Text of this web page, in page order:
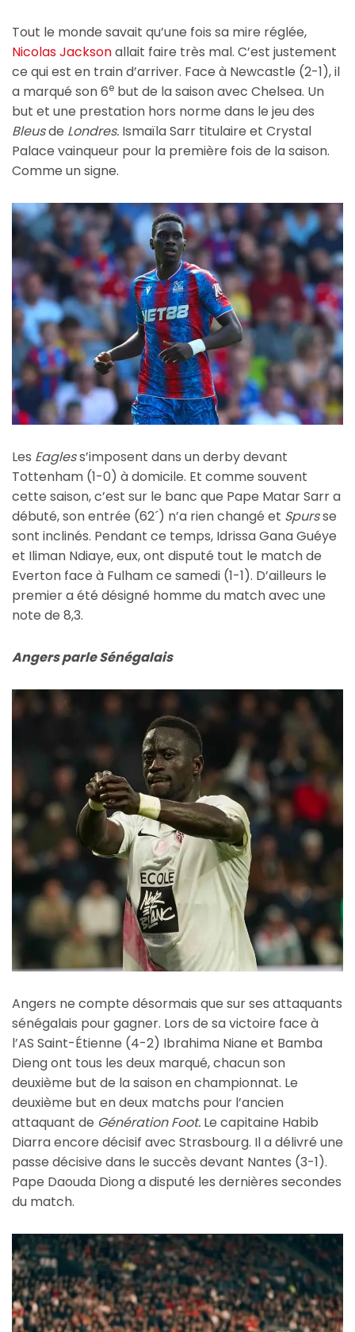
Tout le monde savait qu’une fois sa mire réglée,
Nicolas Jacksonallait faire très mal. C’est justement
ce qui est en train d’arriver. Face à Newcastle (2-1), il
a marqué son 6e but de la saison avec Chelsea. Un
but et une prestation hors norme dans le jeu des
Bleusde Londres. Ismaïla Sarr titulaire et Crystal
Palace vainqueur pour la première fois de la saison.
Comme un signe.
Les Eagless’imposent dans un derby devant
Tottenham (1-0) à domicile. Et comme souvent
cette saison, c’est sur le banc que Pape Matar Sarr a
débuté, son entrée (62´) n’a rien changé et Spursse
sont inclinés. Pendant ce temps, Idrissa Gana Guéye
et Iliman Ndiaye, eux, ont disputé tout le match de
Everton face à Fulham ce samedi (1-1). D’ailleurs le
premier a été désigné homme du match avec une
note de 8,3.
Angers parle Sénégalais
Angers ne compte désormais que sur ses attaquants
sénégalais pour gagner. Lors de sa victoire face à
l’AS Saint-Étienne (4-2) Ibrahima Niane et Bamba
Dieng ont tous les deux marqué, chacun son
deuxième but de la saison en championnat. Le
deuxième but en deux matchs pour l’ancien
attaquant de Génération Foot. Le capitaine Habib
Diarra encore décisif avec Strasbourg. Il a délivré une
passe décisive dans le succès devant Nantes (3-1).
Pape Daouda Diong a disputé les dernières secondes
du match.